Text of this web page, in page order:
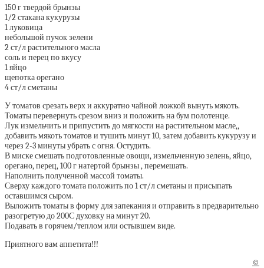
150 г твердой брынзы
1/2 стакана кукурузы
1 луковица
небольшой пучок зелени
2 ст/л растительного масла
соль и перец по вкусу
1 яйцо
щепотка орегано
4 ст/л сметаны
У томатов срезать верх и аккуратно чайной ложкой вынуть мякоть.
Томаты перевернуть срезом вниз и положить на бум полотенце.
Лук измельчить и припустить до мягкости на растительном масле,,
добавить мякоть томатов и тушить минут 10, затем добавить кукурузу и
через 2-3 минуты убрать с огня. Остудить.
В миске смешать подготовленные овощи, измельченную зелень, яйцо,
орегано, перец, 100 г натертой брынзы , перемешать.
Наполнить полученной массой томаты.
Сверху каждого томата положить по 1 ст/л сметаны и присыпать
оставшимся сыром.
Выложить томаты в форму для запекания и отправить в предварительно
разогретую до 200С духовку на минут 20.
Подавать в горячем/теплом или остывшем виде.
Приятного вам аппетита!!!
©